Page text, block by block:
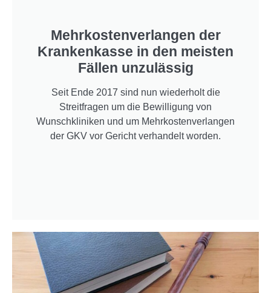
Mehrkostenverlangen der
Krankenkasse in den meisten
Fällen unzulässig
Seit Ende 2017 sind nun wiederholt die
Streitfragen um die Bewilligung von
Wunschkliniken und um Mehrkostenverlangen
der GKV vor Gericht verhandelt worden.